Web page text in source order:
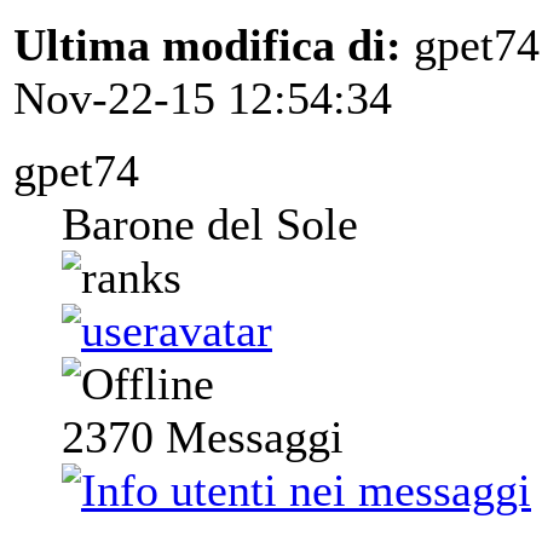
Ultima modifica di: gpet74
Nov-22-15 12:54:34
gpet74
Barone del Sole
2370 Messaggi